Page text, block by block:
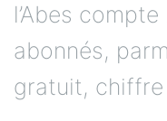
l’Abes
abonnés,
gratuit, chiffre